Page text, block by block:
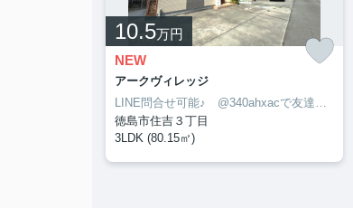
10.5万円
NEW
アークヴィレッジ
LINE問合せ可能♪ @340ahxacで友達検索して下さい
徳島市住吉３丁目
3LDK (80.15㎡)